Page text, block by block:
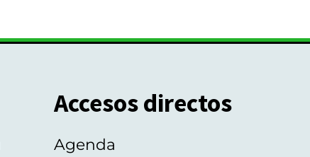
Accesos directos
Agenda